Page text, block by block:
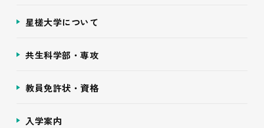
星槎大学について
共生科学部・専攻
教員免許状・資格
入学案内